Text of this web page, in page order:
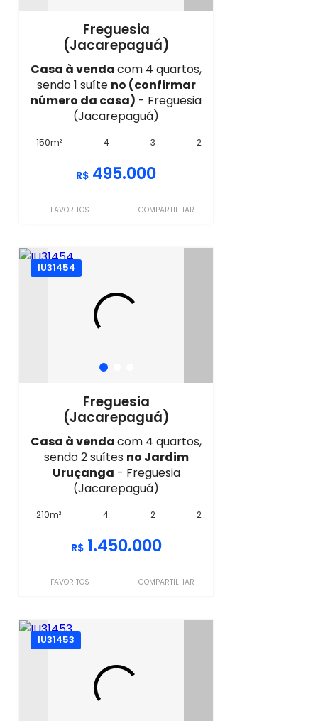
Freguesia
(Jacarepaguá)
Casa à vendacom 4 quartos,
sendo 1 suíte no (confirmar
número da casa) - Freguesia
(Jacarepaguá)
150m² 4 3 2
R$ 495.000
FAVORITOS COMPARTILHAR
IU31454
Freguesia
(Jacarepaguá)
Casa à vendacom 4 quartos,
sendo 2 suítes no Jardim
Uruçanga - Freguesia
(Jacarepaguá)
210m² 4 2 2
R$ 1.450.000
FAVORITOS COMPARTILHAR
IU31453